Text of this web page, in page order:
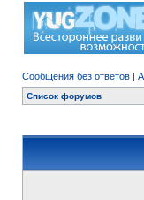
Сообщения без ответов |
Список форумов